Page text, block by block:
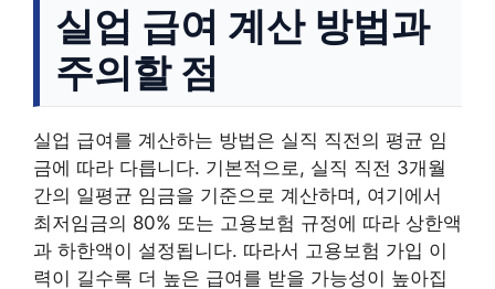
실업 급여 계산 방법과
주의할 점
실업 급여를 계산하는 방법은 실직 직전의 평균 임
금에 따라 다릅니다. 기본적으로, 실직 직전 3개월
간의 일평균 임금을 기준으로 계산하며, 여기에서
최저임금의 80% 또는 고용보험 규정에 따라 상한액
과 하한액이 설정됩니다. 따라서 고용보험 가입 이
력이 길수록 더 높은 급여를 받을 가능성이 높아집